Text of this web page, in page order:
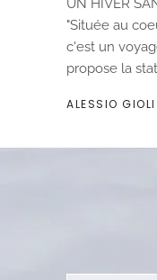
UN HIVER
"Située au
c'est un
propose la
ALESSIO GIOLI